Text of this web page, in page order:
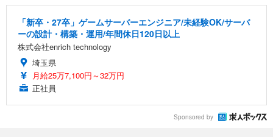
「新卒・27卒」ゲームサーバーエンジニア/未経験OK/サーバ
ーの設計・構築・運用/年間休日120日以上
株式会社enrich technology
埼玉県
月給25万7,100円～32万円
正社員
Sponsored by